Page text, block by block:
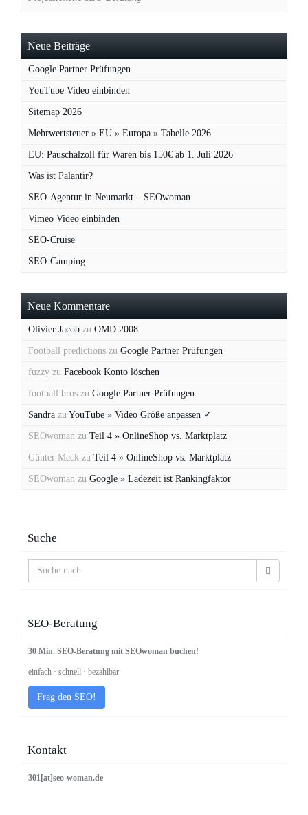
Neue Beiträge
Google Partner Prüfungen
YouTube Video einbinden
Sitemap 2026
Mehrwertsteuer » EU » Europa » Tabelle 2026
EU: Pauschalzoll für Waren bis 150€ ab 1. Juli 2026
Was ist Palantir?
SEO-Agentur in Neumarkt – SEOwoman
Vimeo Video einbinden
SEO-Cruise
SEO-Camping
Neue Kommentare
Olivier Jacob zu OMD 2008
Football predictions zu Google Partner Prüfungen
fuzzy zu Facebook Konto löschen
football bros zu Google Partner Prüfungen
Sandra zu YouTube » Video Größe anpassen ✓
SEOwoman zu Teil 4 » OnlineShop vs. Marktplatz
Günter Mack zu Teil 4 » OnlineShop vs. Marktplatz
SEOwoman zu Google » Ladezeit ist Rankingfaktor
Suche
SEO-Beratung
30 Min. SEO-Beratung mit SEOwoman buchen!
einfach · schnell · bezahlbar
Frag den SEO!
Kontakt
301[at]seo-woman.de